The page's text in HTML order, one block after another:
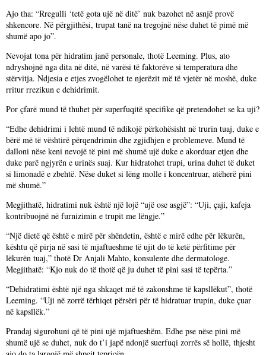
Ajo tha: “Rregulli ‘tetë gota ujë në ditë’ nuk bazohet në asnjë provë
shkencore. Në përgjithësi, trupat tanë na tregojnë nëse duhet të pimë më
shumë apo jo”.
Nevojat tona për hidratim janë personale, thotë Leeming. Plus, ato
ndryshojnë nga dita në ditë, në varësi të faktorëve si temperatura dhe
stërvitja. Ndjesia e etjes zvogëlohet te njerëzit më të vjetër në moshë, duke
rritur rrezikun e dehidrimit.
Por çfarë mund të thuhet për superfuqitë specifike që pretendohet se ka uji?
“Edhe dehidrimi i lehtë mund të ndikojë përkohësisht në trurin tuaj, duke e
bërë më të vështirë përqendrimin dhe zgjidhjen e problemeve. Mund të
dalloni nëse keni nevojë të pini më shumë ujë duke e akorduar etjen dhe
duke parë ngjyrën e urinës suaj. Kur hidratohet trupi, urina duhet të duket
si limonadë e zbehtë. Nëse duket si lëng molle i koncentruar, atëherë pini
më shumë.”
Megjithatë, hidratimi nuk është një lojë “ujë ose asgjë”: “Uji, çaji, kafeja
kontribuojnë në furnizimin e trupit me lëngje.”
“Një dietë që është e mirë për shëndetin, është e mirë edhe për lëkurën,
kështu që pirja në sasi të mjaftueshme të ujit do të ketë përfitime për
lëkurën tuaj,” thotë Dr Anjali Mahto, konsulente dhe dermatologe.
Megjithatë: “Kjo nuk do të thotë që ju duhet të pini sasi të tepërta.”
“Dehidratimi është një nga shkaqet më të zakonshme të kapsllëkut”, thotë
Leeming. “Uji në zorrë tërhiqet përsëri për të hidratuar trupin, duke çuar
në kapsllëk.”
Prandaj sigurohuni që të pini ujë mjaftueshëm. Edhe pse nëse pini më
shumë ujë se duhet, nuk do t’i japë ndonjë suerfuqi zorrës së hollë, thjesht